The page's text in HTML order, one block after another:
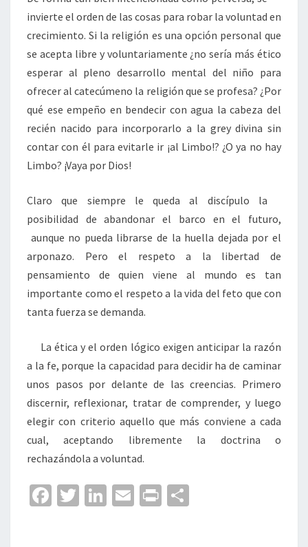
invierte el orden de las cosas para robar la voluntad en
crecimiento. Si la religión es una opción personal que
se acepta libre y voluntariamente ¿no sería más ético
esperar al pleno desarrollo mental del niño para
ofrecer al catecúmeno la religión que se profesa? ¿Por
qué ese empeño en bendecir con agua la cabeza del
recién nacido para incorporarlo a la grey divina sin
contar con él para evitarle ir ¡al Limbo!? ¿O ya no hay
Limbo? ¡Vaya por Dios!
Claro que siempre le queda al discípulo la
posibilidad de abandonar el barco en el futuro,
aunque no pueda librarse de la huella dejada por el
arponazo. Pero el respeto a la libertad de
pensamiento de quien viene al mundo es tan
importante como el respeto a la vida del feto que con
tanta fuerza se demanda.
La ética y el orden lógico exigen anticipar la razón
a la fe, porque la capacidad para decidir ha de caminar
unos pasos por delante de las creencias. Primero
discernir, reflexionar, tratar de comprender, y luego
elegir con criterio aquello que más conviene a cada
cual, aceptando libremente la doctrina o
rechazándola a voluntad.
Fa T
Li
E
Pr